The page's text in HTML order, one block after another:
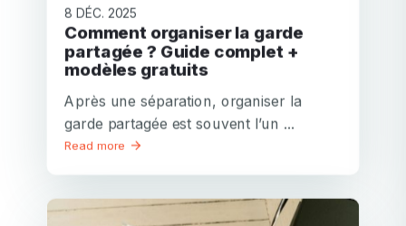
8 DÉC. 2025
Comment organiser la garde
partagée ? Guide complet +
modèles gratuits
Après une séparation, organiser la
garde partagée est souvent l’un ...
Read more